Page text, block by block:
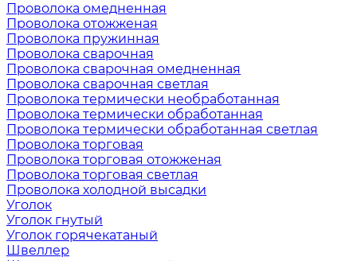
Проволока омедненная
Проволока отожженая
Проволока пружинная
Проволока сварочная
Проволока сварочная омедненная
Проволока сварочная светлая
Проволока термически необработанная
Проволока термически обработанная
Проволока термически обработанная светлая
Проволока торговая
Проволока торговая отожженая
Проволока торговая светлая
Проволока холодной высадки
Уголок
Уголок гнутый
Уголок горячекатаный
Швеллер